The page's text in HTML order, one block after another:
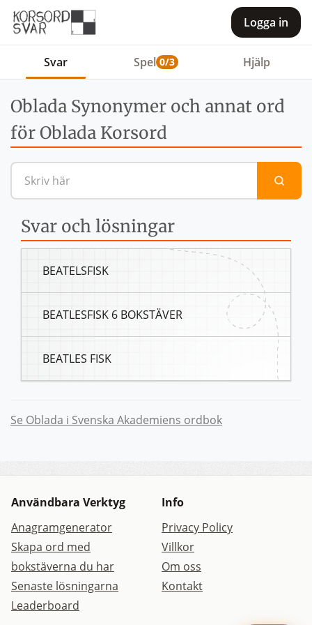
Logga in
Svar Spel 0/3 Hjälp
Oblada Synonymer och annat ord
för Oblada Korsord
Svar och lösningar
BEATELSFISK
BEATLESFISK 6 BOKSTÄVER
BEATLES FISK
Se Oblada i Svenska Akademiens ordbok
Användbara Verktyg
Anagramgenerator
Skapa ord med
bokstäverna du har
Senaste lösningarna
Leaderboard
Info
Privacy Policy
Villkor
Om oss
Kontakt